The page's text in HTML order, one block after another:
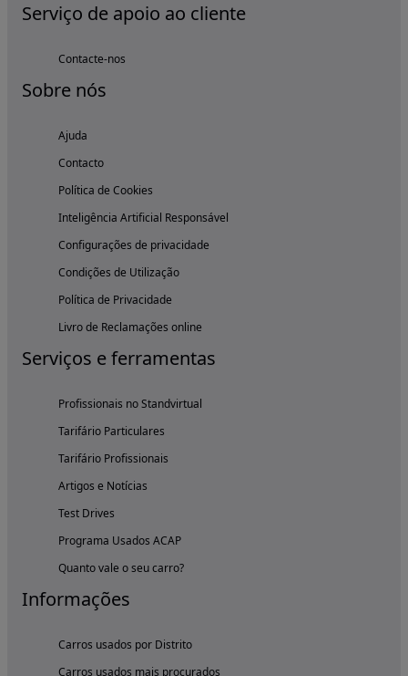
Serviço de apoio ao cliente
Contacte-nos
Sobre nós
Ajuda
Contacto
Política de Cookies
Inteligência Artificial Responsável
Configurações de privacidade
Condições de Utilização
Política de Privacidade
Livro de Reclamações online
Serviços e ferramentas
Profissionais no Standvirtual
Tarifário Particulares
Tarifário Profissionais
Artigos e Notícias
Test Drives
Programa Usados ACAP
Quanto vale o seu carro?
Informações
Carros usados por Distrito
Carros usados mais procurados